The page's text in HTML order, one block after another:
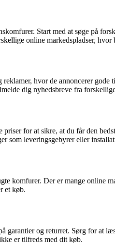
Start med at søge på
online markedspladser,
hvor de annoncerer
dig nyhedsbreve fra
for at sikre, at du får den
som leveringsgebyrer eller
komfurer. Der er mange
et køb.
og returret. Sørg for at
er tilfreds med dit køb.